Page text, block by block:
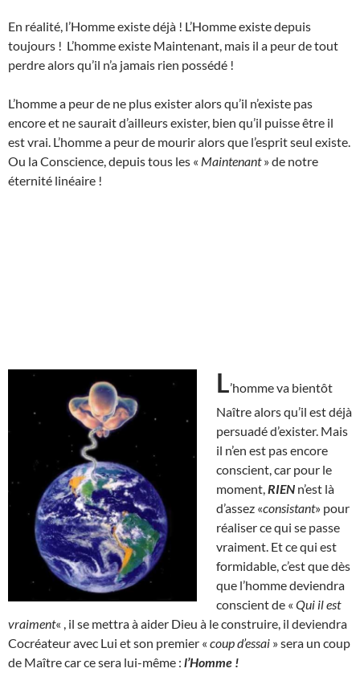
En réalité, l’Homme existe déjà ! L’Homme existe depuis
toujours ! L’homme existe Maintenant, mais il a peur de tout
perdre alors qu’il n’a jamais rien possédé !
L’homme a peur de ne plus exister alors qu’il n’existe pas
encore et ne saurait d’ailleurs exister, bien qu’il puisse être il
est vrai. L’homme a peur de mourir alors que l’esprit seul existe.
Ou la Conscience, depuis tous les « Maintenant» de notre
éternité linéaire !
L’homme va bientôt
Naître alors qu’il est déjà
persuadé d’exister. Mais
il n’en est pas encore
conscient, car pour le
moment, RIEN n’est là
d’assez «consistant» pour
réaliser ce qui se passe
vraiment. Et ce qui est
formidable, c’est que dès
que l’homme deviendra
conscient de « Qui il est
vraiment« , il se mettra à aider Dieu à le construire, il deviendra
Cocréateur avec Lui et son premier « coup d’essai » sera un coup
de Maître car ce sera lui-même : l’Homme !